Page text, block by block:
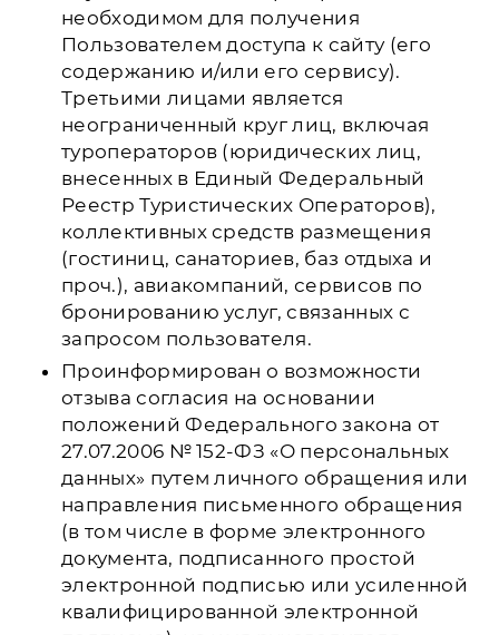
необходимом для получения
Пользователем доступа к сайту (его
содержанию и/или его сервису).
Третьими лицами является
неограниченный круг лиц, включая
туроператоров (юридических лиц,
внесенных в Единый Федеральный
Реестр Туристических Операторов),
коллективных средств размещения
(гостиниц, санаториев, баз отдыха и
проч.), авиакомпаний, сервисов по
бронированию услуг, связанных с
запросом пользователя.
Проинформирован о возможности
отзыва согласия на основании
положений Федерального закона от
27.07.2006 № 152-ФЗ «О персональных
данных» путем личного обращения или
направления письменного обращения
(в том числе в форме электронного
документа, подписанного простой
электронной подписью или усиленной
квалифицированной электронной